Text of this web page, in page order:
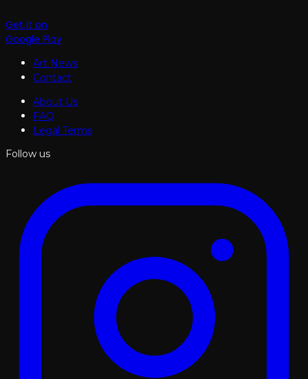
Get it on
Google Play
Art News
Contact
About Us
FAQ
Legal Terms
Follow us